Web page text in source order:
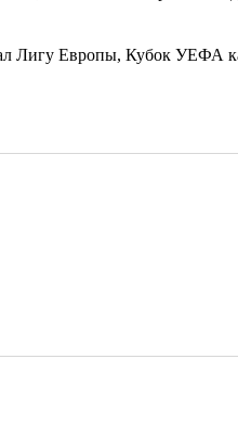
Лигу Европы, Кубок УЕФА